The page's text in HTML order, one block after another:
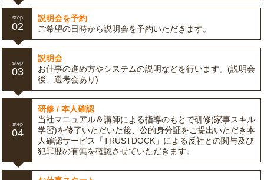
step
02
説明会を予約
ご希望の日時から説明会を予約いただきます。
step
03
説明会
お仕事の進め方やシステムの説明などを行います。(説明会
後、選考会あり)
step
04
研修 / 本人確認
当社マニュアル＆講師による指導のもとで研修(家事スキル
学習)を修了いただいた後、公的身分証をご提出いただき本
人確認サービス「TRUSTDOCK」による反社との関与及び
犯罪歴の有無を確認させていただきます。